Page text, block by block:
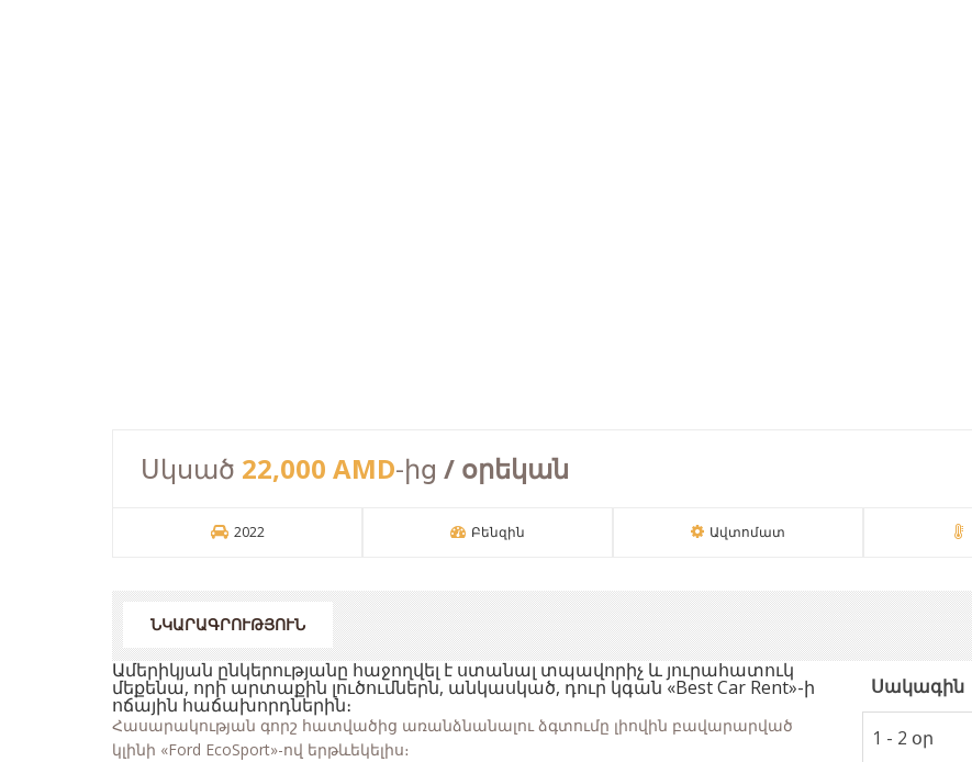
Սկսած 22,000 AMD-ից / օրեկան
2022 Բենզին Ավտոմատ
ՆԿԱՐԱԳՐՈՒԹՅՈՒՆ
Ամերիկյան ընկերությանը հաջողվել է ստանալ տպավորիչ և յուրահատուկ
մեքենա, որի արտաքին լուծումներն, անկասկած, դուր կգան «Best Car Rent»-ի
ոճային հաճախորդներին։
Հասարակության գորշ հատվածից առանձնանալու ձգտումը լիովին բավարարված
կլինի «Ford EcoSport»-ով երթևեկելիս։
Սակագին
1 - 2 օր